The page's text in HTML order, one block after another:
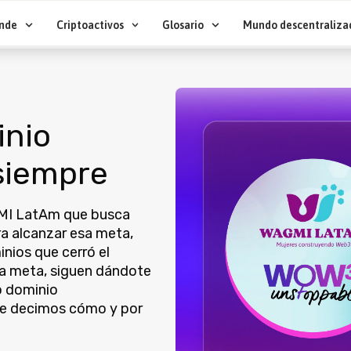
Criptoactivos Glosario Mundo
LatAm que busca
alcanzar esa meta,
que cerró el
meta, siguen dándote
dominio
decimos cómo y por